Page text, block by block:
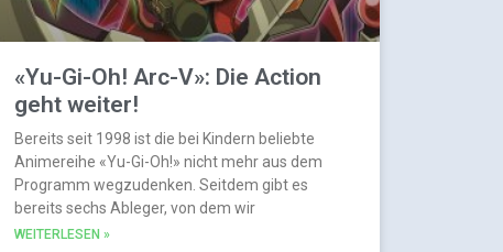
«Yu-Gi-Oh! Arc-V»: Die Action
geht weiter!
Bereits seit 1998 ist die bei Kindern beliebte
Animereihe «Yu-Gi-Oh!» nicht mehr aus dem
Programm wegzudenken. Seitdem gibt es
bereits sechs Ableger, von dem wir
WEITERLESEN »